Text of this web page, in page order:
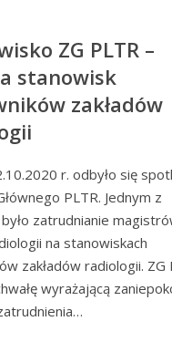
ZG PLTR –
stanowisk
zakładów
r. odbyło się
PLTR. Jednym z
zatrudnianie
na stanowiskach
zakładów radiologii. ZG
wyrażającą